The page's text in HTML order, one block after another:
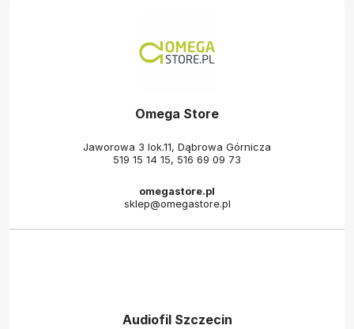
Omega Store
Jaworowa 3 lok.11, Dąbrowa Górnicza
519 15 14 15, 516 69 09 73
omegastore.pl
sklep@omegastore.pl
Audiofil Szczecin